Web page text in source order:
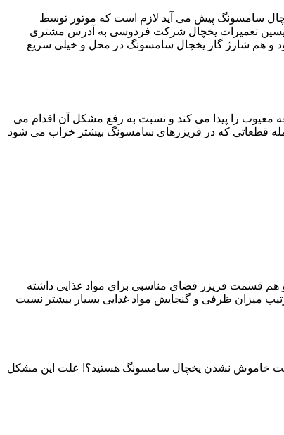
سامسونگ پیش می آید لازم است که موتور توسط
تعمیرات یخچال شرکت فردوسی به آدرس مشتری
و هم شارژ گاز یخچال سامسونگ در محل و خیلی سریع
را پیدا می کند و نسبت به رفع مشکل آن اقدام می
قطعاتی که در فریزرهای سامسونگ بیشتر خراب می شود
و هم قسمت فریزر فضای مناسبی برای مواد غذایی داشته
میزان ظرفی و گنجایش مواد غذایی بسیار بیشتر نسبت
علت خاموش نشدن یخچال سامسونگ هستید؟! علت این مشکل